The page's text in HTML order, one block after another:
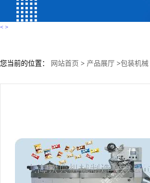
< >
您当前的位置： 网站首页 > 产品展厅 >包装机械